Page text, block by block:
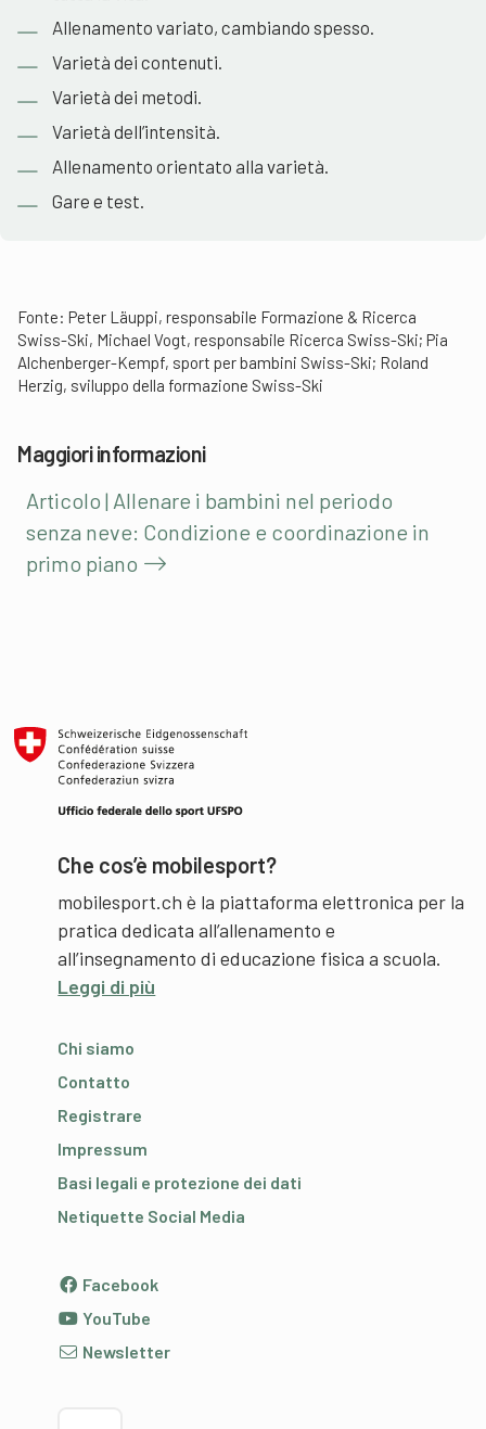
Allenamento variato, cambiando spesso.
Varietà dei contenuti.
Varietà dei metodi.
Varietà dell’intensità.
Allenamento orientato alla varietà.
Gare e test.
Fonte: Peter Läuppi, responsabile Formazione & Ricerca
Swiss-Ski, Michael Vogt, responsabile Ricerca Swiss-Ski; Pia
Alchenberger-Kempf, sport per bambini Swiss-Ski; Roland
Herzig, sviluppo della formazione Swiss-Ski
Maggiori informazioni
Articolo | Allenare i bambini nel periodo
senza neve: Condizione e coordinazione in
primo piano
Che cos’è mobilesport?
mobilesport.ch è la piattaforma elettronica per la
pratica dedicata all’allenamento e
all’insegnamento di educazione fisica a scuola.
Leggi di più
Chi siamo
Contatto
Registrare
Impressum
Basi legali e protezione dei dati
Netiquette Social Media
Facebook
YouTube
Newsletter